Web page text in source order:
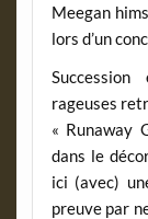
Meegan
lors d’un
rageuses
« Runaway
dans le
ici (avec)
preuve par